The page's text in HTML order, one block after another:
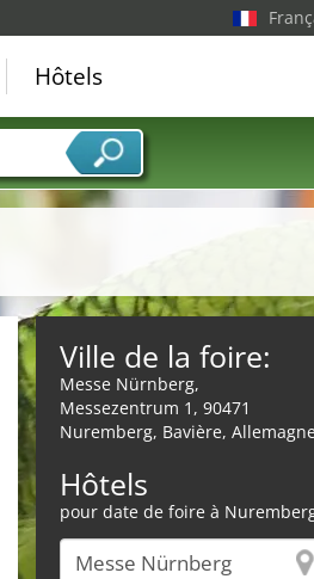
Ville de la foire:
Messe Nürnberg,
Messezentrum 1, 90471
Nuremberg, Bavière,
Hôtels
pour date de foire à
Hôtels